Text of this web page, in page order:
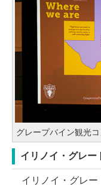
グレープバイン観光
イリノイ・グレー
イリノイ・グレー